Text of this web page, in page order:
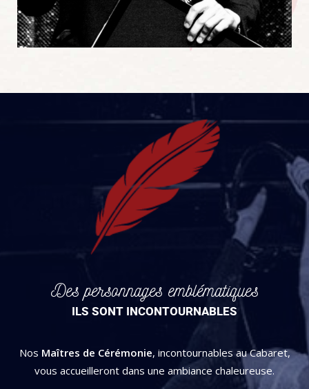
Des personnages emblématiques
ILS SONT INCONTOURNABLES
Nos Maîtres de Cérémonie, incontournables au Cabaret,
vous accueilleront dans une ambiance chaleureuse.